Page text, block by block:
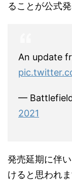
ることが公式
An update
—
2021
発売延期に伴
けると思われま